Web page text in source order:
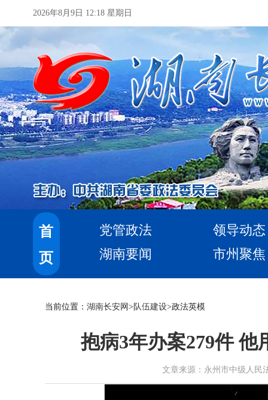
2026年8月9日 12:18 星期日
首
页
党管政法
领导动态
湖南要闻
市州聚焦
当前位置： 湖南长安网 > 队伍建设>政法英模
抱病3年办案279件 他
文章来源：永州市中级人民